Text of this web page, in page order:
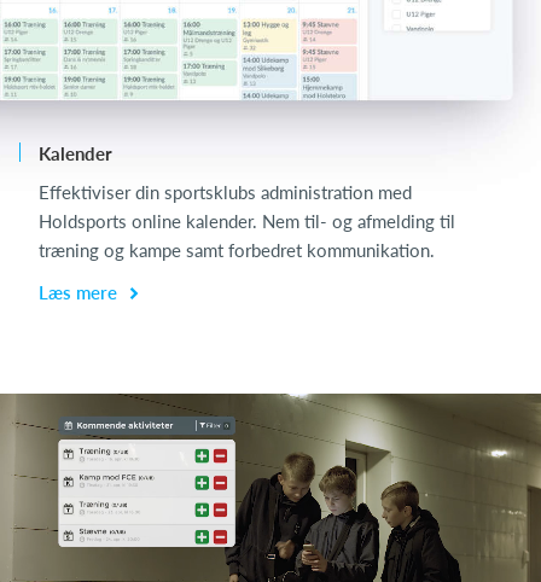
Kalender
Effektiviser din sportsklubs administration med
Holdsports online kalender. Nem til- og afmelding til
træning og kampe samt forbedret kommunikation.
Læs mere